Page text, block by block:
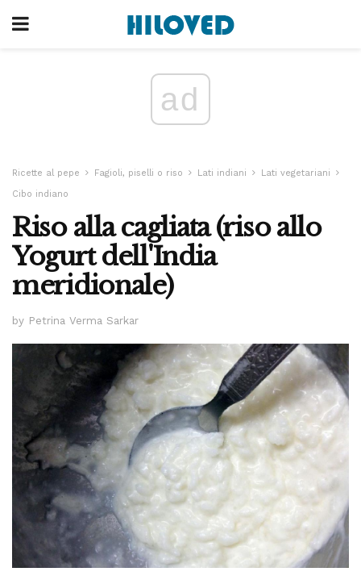
ad
Ricette al pepe Fagioli, piselli o riso Lati indiani
Lati vegetariani
Cibo indiano
Riso alla cagliata (riso allo
Yogurt dell'India
meridionale)
by Petrina Verma Sarkar